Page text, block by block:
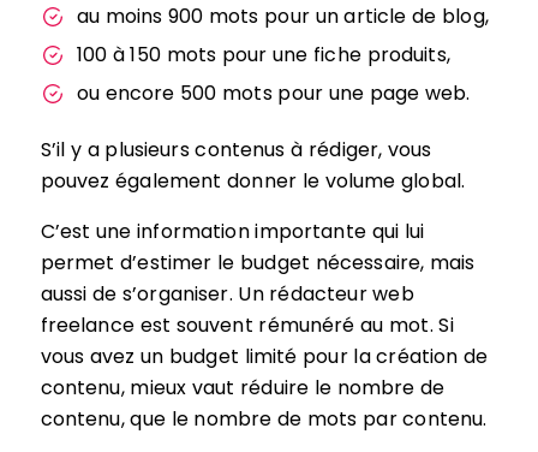
au moins 900 mots pour un article de blog,
100 à 150 mots pour une fiche produits,
ou encore 500 mots pour une page web.
S’il y a plusieurs contenus à rédiger, vous
pouvez également donner le volume global.
C’est une information importante qui lui
permet d’estimer le budget nécessaire, mais
aussi de s’organiser. Un rédacteur web
freelance est souvent rémunéré au mot. Si
vous avez un budget limité pour la création de
contenu, mieux vaut réduire le nombre de
contenu, que le nombre de mots par contenu.